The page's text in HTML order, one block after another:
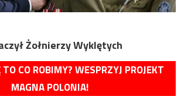
Żołnierzy Wyklętych
CO ROBIMY? WESPRZYJ PROJEKT
MAGNA POLONIA!